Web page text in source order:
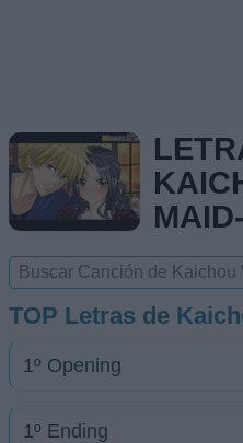
TOP Letras de
1º Opening
1º Ending